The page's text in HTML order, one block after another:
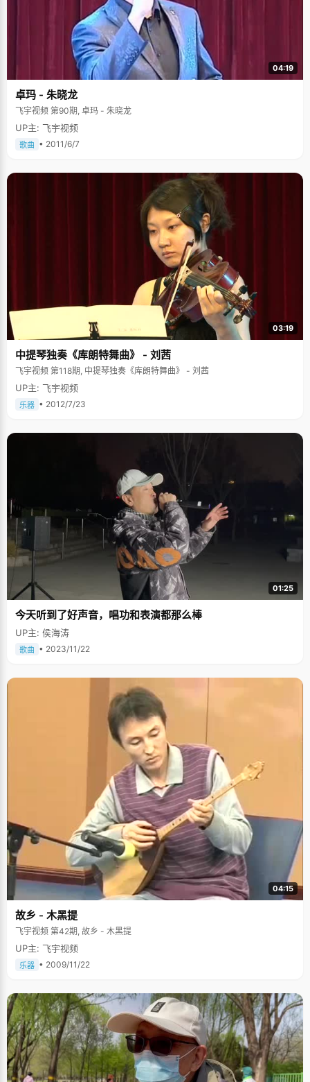
04:19
卓玛 - 朱晓龙
飞宇视频 第90期, 卓玛 - 朱晓龙
UP主: 飞宇视频
歌曲 • 2011/6/7
03:19
中提琴独奏《库朗特舞曲》 - 刘茜
飞宇视频 第118期, 中提琴独奏《库朗特舞曲》 - 刘茜
UP主: 飞宇视频
乐器 • 2012/7/23
01:25
今天听到了好声音，唱功和表演都那么棒
UP主: 侯海涛
歌曲 • 2023/11/22
04:15
故乡 - 木黑提
飞宇视频 第42期, 故乡 - 木黑提
UP主: 飞宇视频
乐器 • 2009/11/22